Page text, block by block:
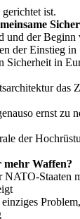
ist.
und der Beginn
der Einstieg in
Sicherheit in
das
ernst zu
der
mehr Waffen?
Staaten